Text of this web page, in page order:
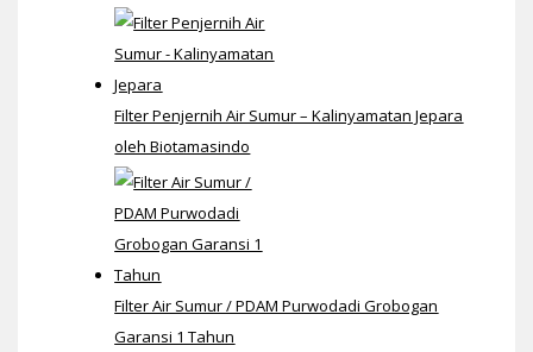
Filter Penjernih Air Sumur – Kalinyamatan Jepara
oleh Biotamasindo
Filter Air Sumur / PDAM Purwodadi Grobogan
Garansi 1 Tahun